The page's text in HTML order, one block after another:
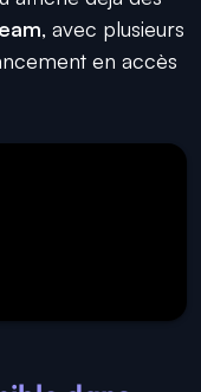
, avec plusieurs
en accès